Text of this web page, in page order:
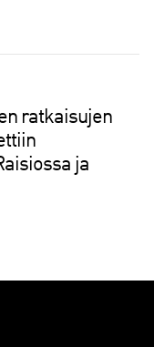
ratkaisujen
ja